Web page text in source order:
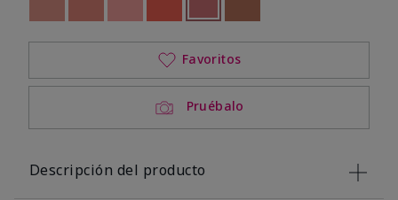
Out of stockOut of stockseleccionado
Out of stock
Pruébalo
Favoritos
Descripción del producto